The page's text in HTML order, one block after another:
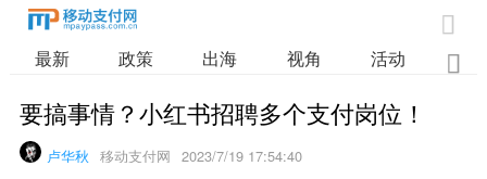

最新 政策 出海 视角 活动 业

要搞事情？小红书招聘多个支付岗位！
卢华秋 移动支付网 2023/7/19 17:54:40